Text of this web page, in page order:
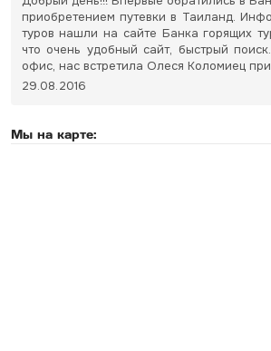
приобретением путевки в Таиланд.
туров нашли на сайте Банка горящих
что очень удобный сайт, быстрый
офис, нас встретила Олеся Коломиец
29.08.2016
Мы на карте: